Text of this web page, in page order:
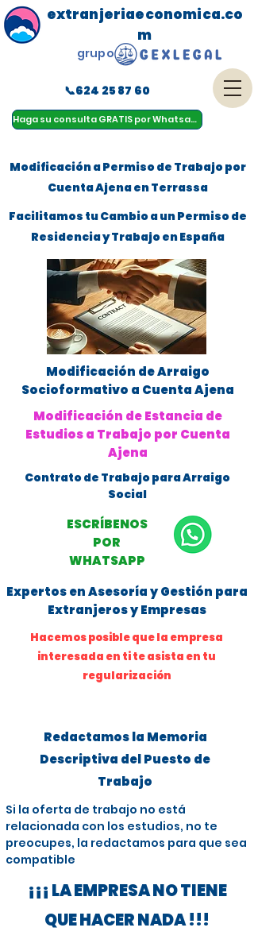
Haga su consulta GRATIS por Whatsapp
menu
extranjeriaeconomica.co
m
📞624 25 87 60
grupo
Modificación a Permiso de Trabajo por
Cuenta Ajena en Terrassa
Facilitamos tu Cambio a un Permiso de
Residencia y Trabajo en España
Modificación de Arraigo
Socioformativo a Cuenta Ajena
Modificación de Estancia de
Estudios a Trabajo por Cuenta
Ajena
Contrato de Trabajo para Arraigo
Social
ESCRÍBENOS
POR
WHATSAPP
Expertos en Asesoría y Gestión para
Extranjeros y Empresas
Hacemos posible que la empresa
interesada en ti te asista en tu
regularización
Redactamos la Memoria
Descriptiva del Puesto de
Trabajo
Si la oferta de trabajo no está
relacionada con los estudios, no te
preocupes, la redactamos para que sea
compatible
¡¡¡ LA EMPRESA NO TIENE
QUE HACER NADA !!!